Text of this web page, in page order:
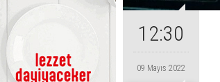
12:30
09 Mayıs 2022